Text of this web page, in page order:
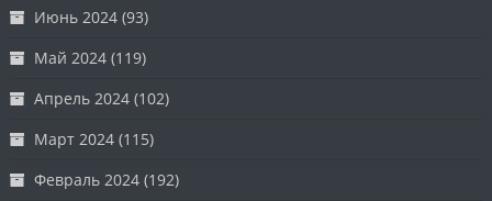
Июнь 2024 (93)
Май 2024 (119)
Апрель 2024 (102)
Март 2024 (115)
Февраль 2024 (192)